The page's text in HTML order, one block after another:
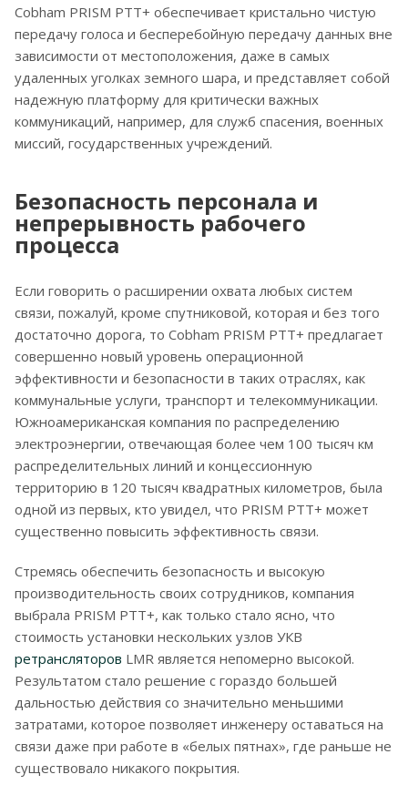
Cobham PRISM PTT+ обеспечивает кристально чистую
передачу голоса и бесперебойную передачу данных вне
зависимости от местоположения, даже в самых
удаленных уголках земного шара, и представляет собой
надежную платформу для критически важных
коммуникаций, например, для служб спасения, военных
миссий, государственных учреждений.
Безопасность персонала и
непрерывность рабочего
процесса
Если говорить о расширении охвата любых систем
связи, пожалуй, кроме спутниковой, которая и без того
достаточно дорога, то Cobham PRISM PTT+ предлагает
совершенно новый уровень операционной
эффективности и безопасности в таких отраслях, как
коммунальные услуги, транспорт и телекоммуникации.
Южноамериканская компания по распределению
электроэнергии, отвечающая более чем 100 тысяч км
распределительных линий и концессионную
территорию в 120 тысяч квадратных километров, была
одной из первых, кто увидел, что PRISM PTT+ может
существенно повысить эффективность связи.
Стремясь обеспечить безопасность и высокую
производительность своих сотрудников, компания
выбрала PRISM PTT+, как только стало ясно, что
стоимость установки нескольких узлов УКВ
ретрансляторов LMR является непомерно высокой.
Результатом стало решение с гораздо большей
дальностью действия со значительно меньшими
затратами, которое позволяет инженеру оставаться на
связи даже при работе в «белых пятнах», где раньше не
существовало никакого покрытия.